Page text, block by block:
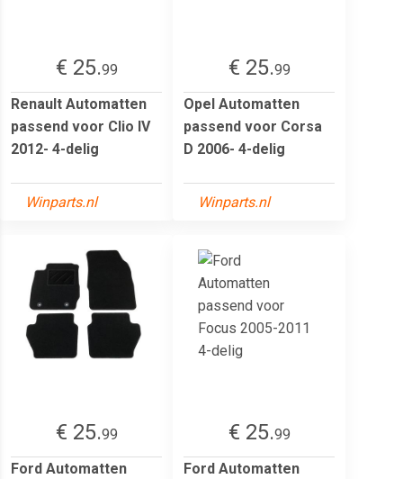
€ 25.99
Renault Automatten
passend voor Clio IV
2012- 4-delig
Winparts.nl
€ 25.99
Opel Automatten
passend voor Corsa
D 2006- 4-delig
Winparts.nl
€ 25.99
Ford Automatten
€ 25.99
Ford Automatten